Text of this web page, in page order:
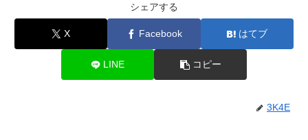
シェアする
X Facebook はてブ
LINE コピー
3K4E